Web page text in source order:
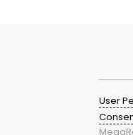
User